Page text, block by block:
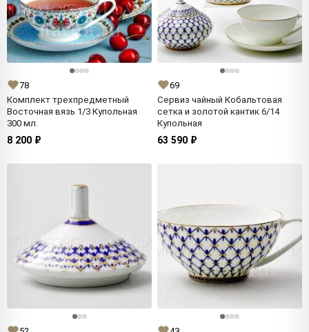
78
Комплект трехпредметный
Восточная вязь 1/3 Купольная
300 мл.
8 200 ₽
69
Сервиз чайный Кобальтовая
сетка и золотой кантик 6/14
Купольная
63 590 ₽